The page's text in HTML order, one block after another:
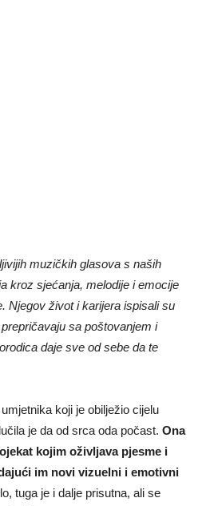
muzičkih glasova s naših
kroz sjećanja, melodije i emocije
Njegov život i karijera ispisali su
sa poštovanjem i
daje sve od sebe da te
koji je obilježio cijelu
je da od srca oda počast. Ona
kojim oživljava pjesme i
im novi vizuelni i emotivni
tuga je i dalje prisutna, ali se